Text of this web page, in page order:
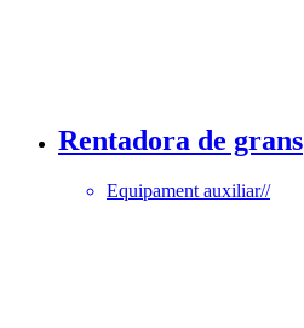
Rentadora de grans
Equipament auxiliar//